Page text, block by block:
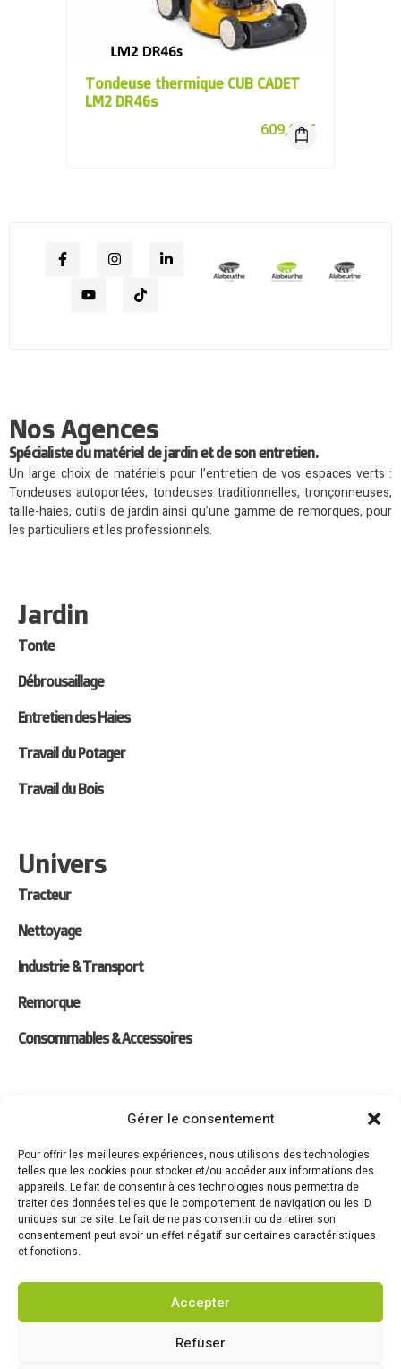
Gérer le consentement
Pour offrir les meilleures expériences, nous utilisons des technologies
telles que les cookies pour stocker et/ou accéder aux informations des
appareils. Le fait de consentir à ces technologies nous permettra de
traiter des données telles que le comportement de navigation ou les ID
uniques sur ce site. Le fait de ne pas consentir ou de retirer son
consentement peut avoir un effet négatif sur certaines caractéristiques
et fonctions.
Accepter
Refuser
Tondeuse thermique CUB CADET
LM2 DR46s
609,00€
Nos Agences
Spécialiste du matériel de jardin et de son entretien.
Un large choix de matériels pour l’entretien de vos espaces verts :
Tondeuses autoportées, tondeuses traditionnelles, tronçonneuses,
taille-haies, outils de jardin ainsi qu’une gamme de remorques, pour
les particuliers et les professionnels.
Jardin
Tonte
Débrousaillage
Entretien des Haies
Travail du Potager
Travail du Bois
Univers
Tracteur
Nettoyage
Industrie & Transport
Remorque
Consommables & Accessoires
Forfaits Entretien
Actualités
Recrutement
Contact